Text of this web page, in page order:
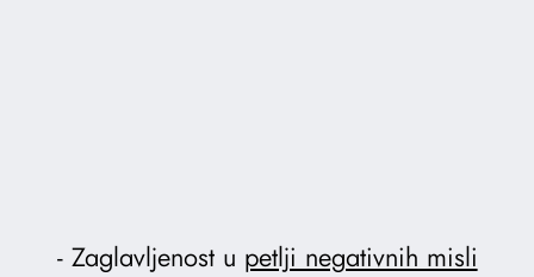
Zaglavljenost u petlji negativnih misli